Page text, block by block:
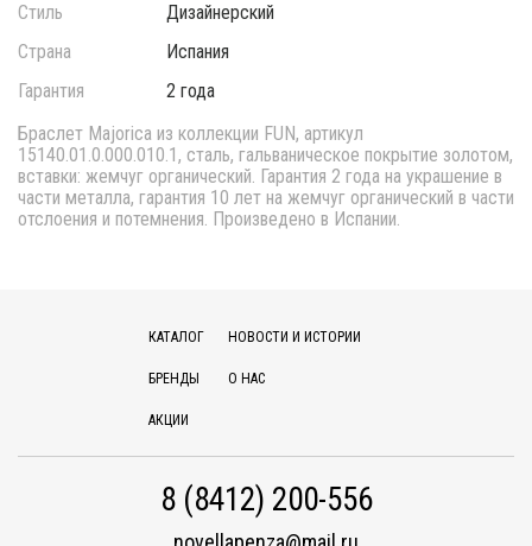
Стиль
Дизайнерский
Страна
Испания
Гарантия
2 года
Браслет Majorica из коллекции FUN, артикул
15140.01.0.000.010.1, сталь, гальваническое покрытие золотом,
вставки: жемчуг органический. Гарантия 2 года на украшение в
части металла, гарантия 10 лет на жемчуг органический в части
отслоения и потемнения. Произведено в Испании.
КАТАЛОГ
БРЕНДЫ
АКЦИИ
НОВОСТИ И ИСТОРИИ
О НАС
8 (8412) 200-556